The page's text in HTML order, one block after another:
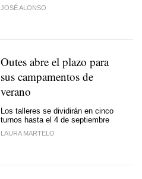
JOSÉ ALONSO
Outes abre el plazo para
sus campamentos de
verano
Los talleres se dividirán en cinco
turnos hasta el 4 de septiembre
LAURA MARTELO